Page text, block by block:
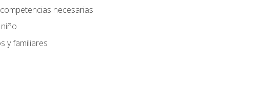
necesarias
y familiares